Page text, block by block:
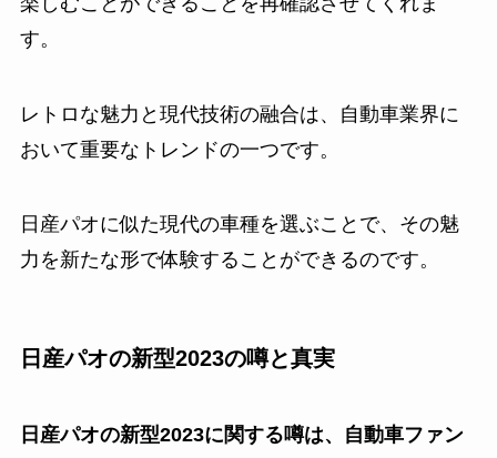
す。
レトロな魅力と現代技術の融合は、自動車業界に
おいて重要なトレンドの一つです。
日産パオに似た現代の車種を選ぶことで、その魅
力を新たな形で体験することができるのです。
日産パオの新型2023の噂と真実
日産パオの新型2023に関する噂は、自動車ファン